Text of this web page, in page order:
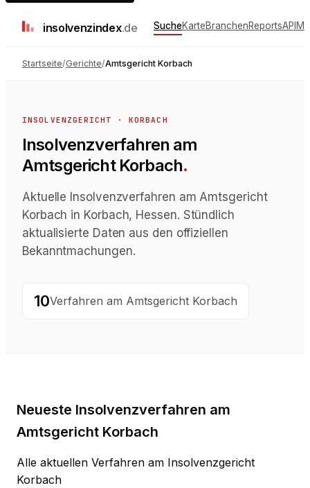
insolvenzindex.de SucheKarteBranchenReportsAPI
Startseite/Gerichte/Amtsgericht Korbach
INSOLVENZGERICHT · KORBACH
Insolvenzverfahrenam
Amtsgericht Korbach.
Aktuelle Insolvenzverfahren am Amtsgericht
Korbach in Korbach, Hessen. Stündlich
aktualisierte Daten aus den offiziellen
Bekanntmachungen.
10Verfahren am Amtsgericht Korbach
Neueste Insolvenzverfahren am
Amtsgericht Korbach
Alle aktuellen Verfahren am Insolvenzgericht
Korbach